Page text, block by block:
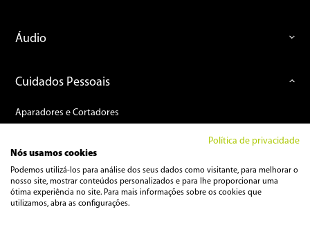
Áudio
Cuidados Pessoais
Aparadores e Cortadores
Escovas e Cacheadores
Depiladores
Kit Cuidados Pessoais
Pranchas
Política de privacidade
Nós usamos cookies
Podemos utilizá-los para análise dos seus dados como visitante, para melhorar o
nosso site, mostrar conteúdos personalizados e para lhe proporcionar uma
ótima experiência no site. Para mais informações sobre os cookies que
utilizamos, abra as configurações.